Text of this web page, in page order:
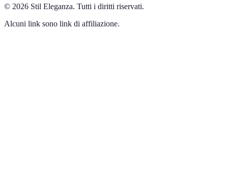
© 2026 Stil Eleganza. Tutti i diritti riservati.
Alcuni link sono link di affiliazione.